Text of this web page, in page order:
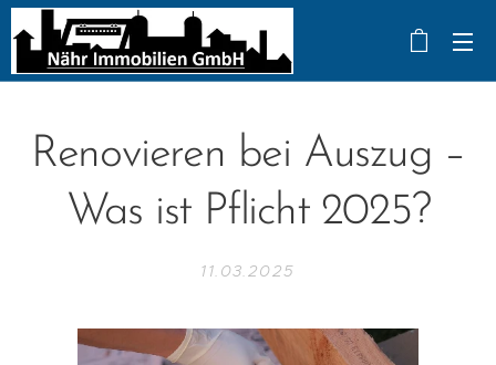
Renovieren bei Auszug –
Was ist Pflicht 2025?
11.03.2025